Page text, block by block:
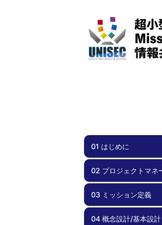
01 はじめに
01.00 はじめに
02 プロジェクトマネ
02.00 プロジェクト
02.01 スケジュール管
02.02 チーム体制
02.03 効率化
02.04 周波数調整・電
02.05 安全要求への適
02.06 文書管理
02.07 不具合管理
02.08 外部ステーク
02.09 資金計画
03 ミッション定義
03.00 ミッション定義
03.01 実現性
03.02 サクセスクライ
03.03 ミッションシナ
03.04 リスク管理
04 概念設計/基本設計